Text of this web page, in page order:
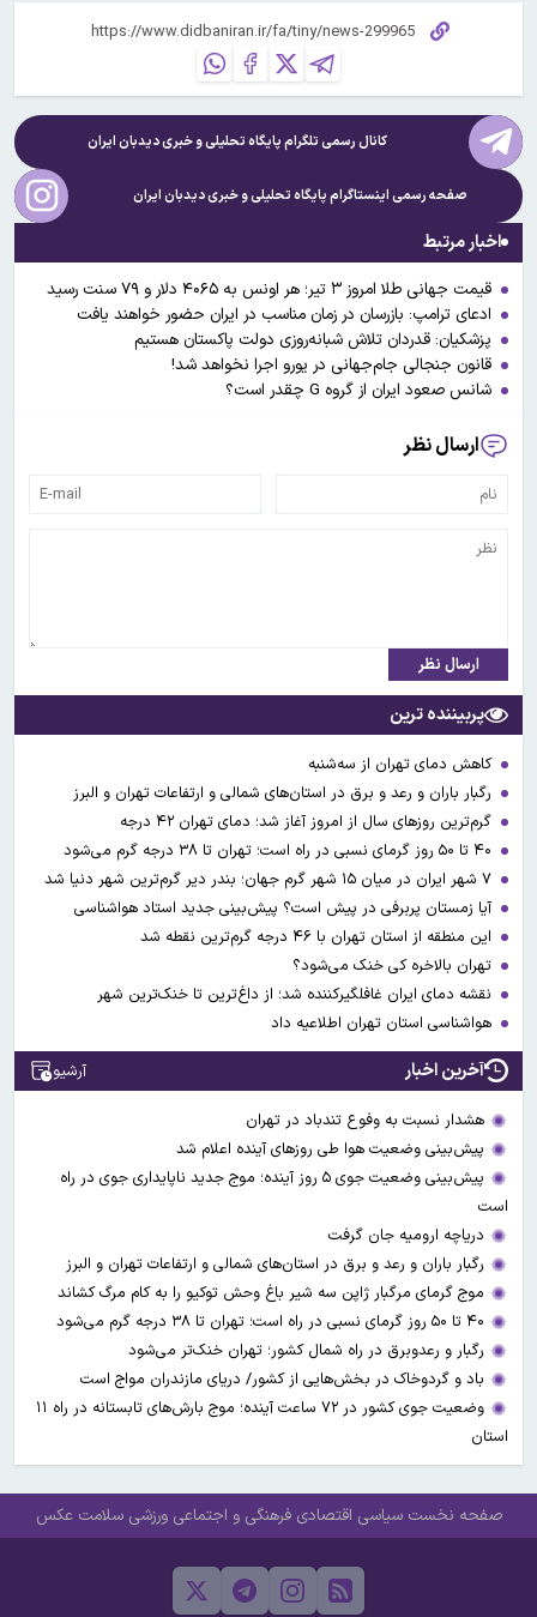
کانال رسمی تلگرام پایگاه تحلیلی و خبریدیدبان ایران
صفحه رسمی اینستاگرام پایگاه تحلیلی و خبریدیدبان ایران
اخبار مرتبط
قیمت جهانی طلا امروز ۳ تیر؛ هر اونس به ۴۰۶۵ دلار و ۷۹ سنت رسید
ادعای ترامپ: بازرسان در زمان مناسب در ایران حضور خواهند یافت
پزشکیان: قدردان تلاش شبانه‌روزی دولت پاکستان هستیم
قانون جنجالی جام‌جهانی در یورو اجرا نخواهد شد!
شانس صعود ایران از گروه G چقدر است؟
ارسال نظر
ارسال نظر
پربیننده ترین
کاهش دمای تهران از سه‌شنبه
رگبار باران و رعد و برق در استان‌های شمالی و ارتفاعات تهران و البرز
گرم‌ترین روزهای سال از امروز آغاز شد؛ دمای تهران ۴۲ درجه
آیا زمستان پربرفی در پیش است؟ پیش‌بینی جدید استاد هواشناسی
این منطقه از استان تهران با ۴۶ درجه گرم‌ترین نقطه شد
تهران بالاخره کی خنک می‌شود؟
نقشه دمای ایران غافلگیرکننده شد؛ از داغ‌ترین تا خنک‌ترین شهر
هواشناسی استان تهران اطلاعیه داد
آخرین اخبار آرشیو
هشدار نسبت به وفوع تندباد در تهران
پیش‌بینی وضعیت هوا طی روزهای آینده اعلام شد
پیش‌بینی وضعیت جوی ۵ روز آینده؛ موج جدید ناپایداری جوی در راه
است
دریاچه ارومیه جان گرفت
رگبار باران و رعد و برق در استان‌های شمالی و ارتفاعات تهران و البرز
موج گرمای مرگبار ژاپن سه شیر باغ وحش توکیو را به کام مرگ کشاند
۴۰ تا ۵۰ روز گرمای نسبی در راه است؛ تهران تا ۳۸ درجه گرم می‌شود
رگبار و رعدوبرق در راه شمال کشور؛ تهران خنک‌تر می‌شود
باد و گردوخاک در بخش‌هایی از کشور/ دریای مازندران مواج است
وضعیت جوی کشور در ۷۲ ساعت آینده؛ موج بارش‌های تابستانه در راه ۱۱
استان
صفحه نخست سیاسی اقتصادی فرهنگی و اجتماعی ورزشی سلامت عکس